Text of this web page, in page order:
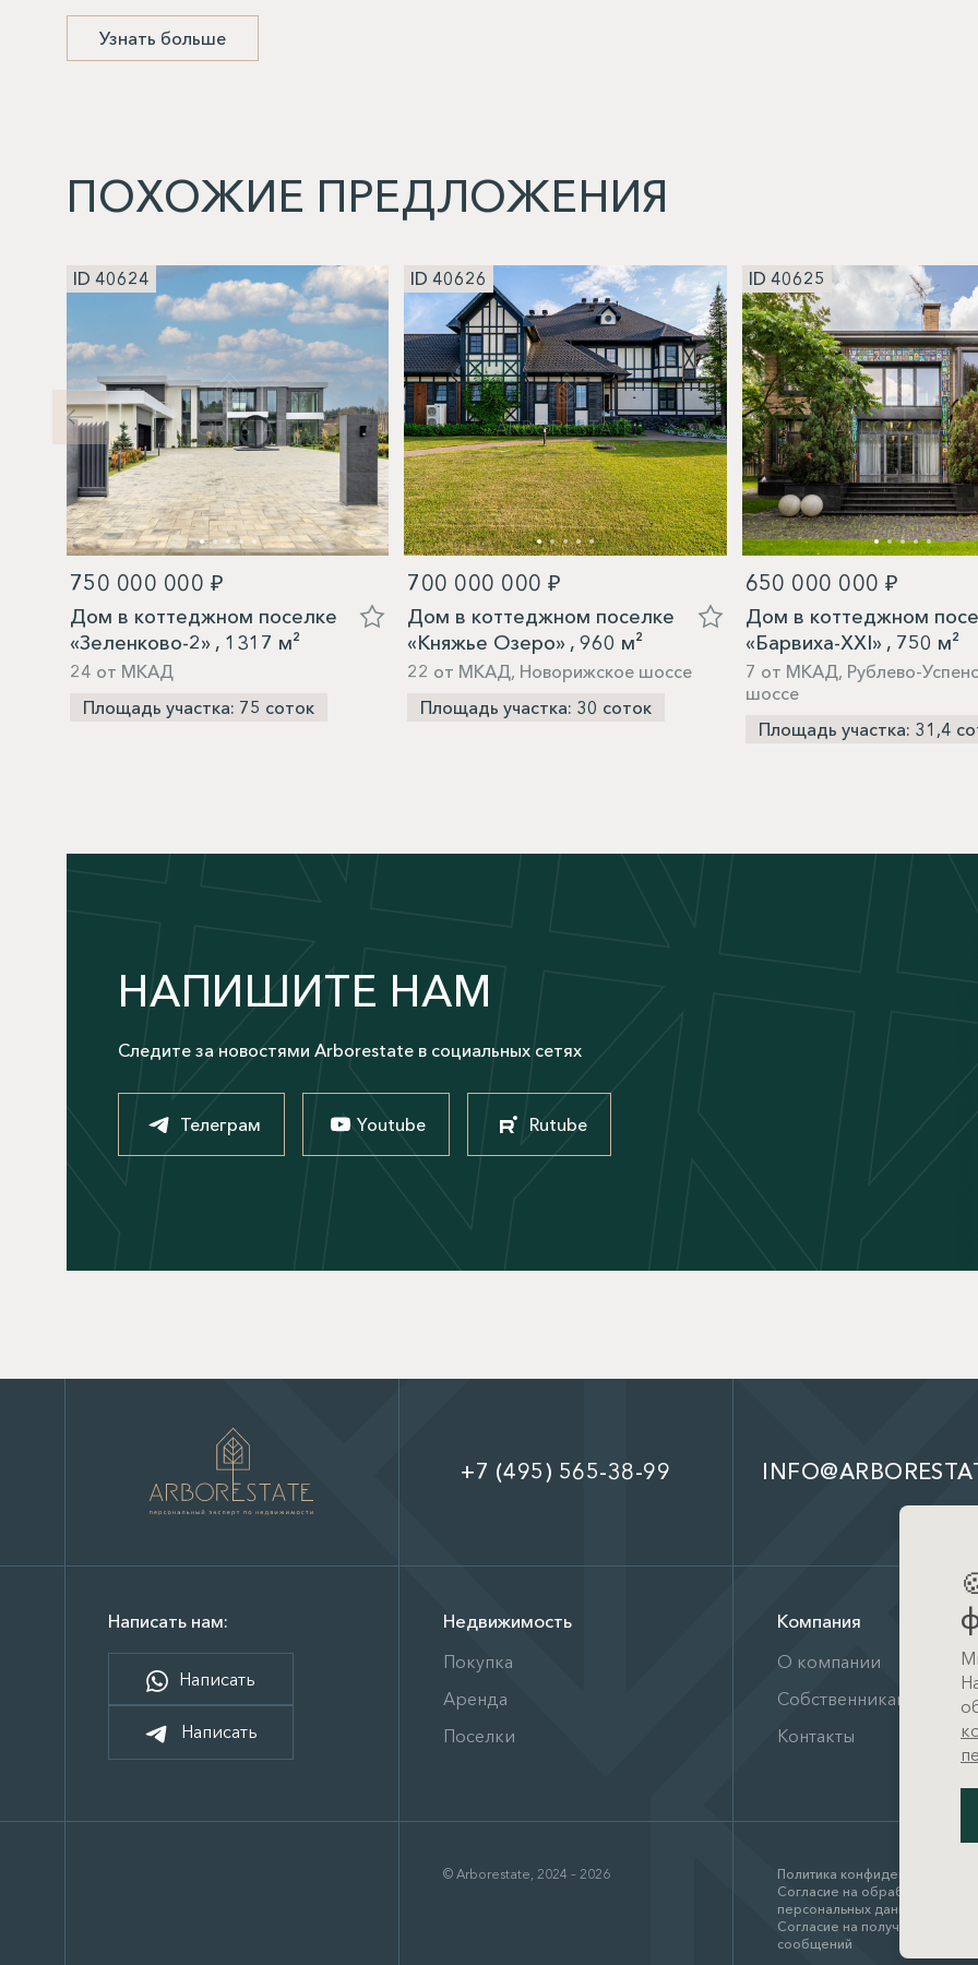
Узнать больше
ПОХОЖИЕ ПРЕДЛОЖЕНИЯ
ID 40624
750 000 000 ₽
Дом в коттеджном поселке
«Зеленково-2» , 1317 м²
24 от МКАД
Площадь участка: 75 соток
ID 40626
700 000 000 ₽
Дом в коттеджном поселке
«Княжье Озеро» , 960 м²
22 от МКАД, Новорижское шоссе
Площадь участка: 30 соток
ID 40625
650 000 000 ₽
Дом в коттеджном
«Барвиха-XXI» , 750 м²
7 от МКАД, Рублево-
шоссе
Площадь участка: 31,4
НАПИШИТЕ НАМ
Следите за новостями Arborestate в социальных сетях
Телеграм Youtube Rutube
+7 (495) 565-38-99
Написать нам:
Написать
Написать
Недвижимость
Покупка
Аренда
Поселки
Компания
О компании
Собственникам
Контакты
© Arborestate, 2024 – 2026
Политика конфиденциальности
Согласие на обработку
персональных данных
Согласие на получение
сообщений